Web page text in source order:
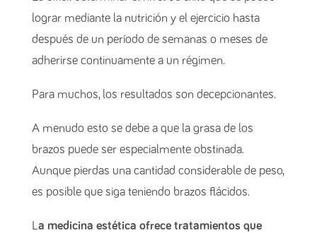
lograr mediante la nutrición y el ejercicio hasta
después de un período de semanas o meses de
adherirse continuamente a un régimen.
Para muchos, los resultados son decepcionantes.
A menudo esto se debe a que la grasa de los
brazos puede ser especialmente obstinada.
Aunque pierdas una cantidad considerable de peso,
es posible que siga teniendo brazos flácidos.
La medicina estética ofrece tratamientos que